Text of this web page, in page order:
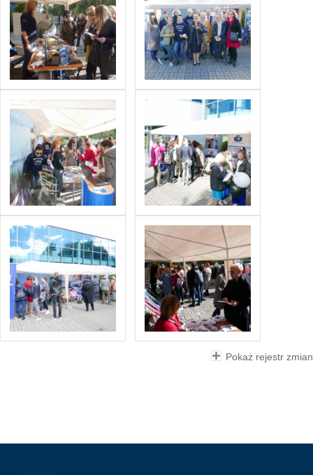
Pokaż rejestr zmian